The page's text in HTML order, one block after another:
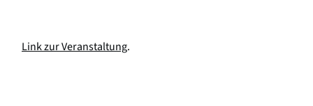
Link zur Veranstaltung.